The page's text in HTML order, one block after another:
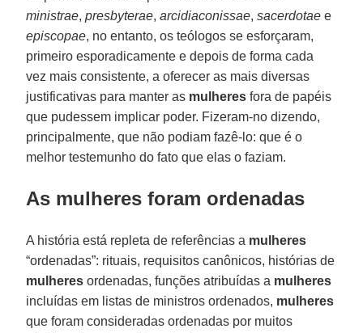
ministrae,presbyterae,arcidiaconissae,sacerdotaee
episcopae, no entanto, os teólogos se esforçaram,
primeiro esporadicamente e depois de forma cada
vez mais consistente, a oferecer as mais diversas
justificativas para manter as mulheres fora de papéis
que pudessem implicar poder. Fizeram-no dizendo,
principalmente, que não podiam fazê-lo: que é o
melhor testemunho do fato que elas o faziam.
As mulheres foram ordenadas
A história está repleta de referências a mulheres
“ordenadas”: rituais, requisitos canônicos, histórias de
mulheres ordenadas, funções atribuídas a mulheres
incluídas em listas de ministros ordenados, mulheres
que foram consideradas ordenadas por muitos